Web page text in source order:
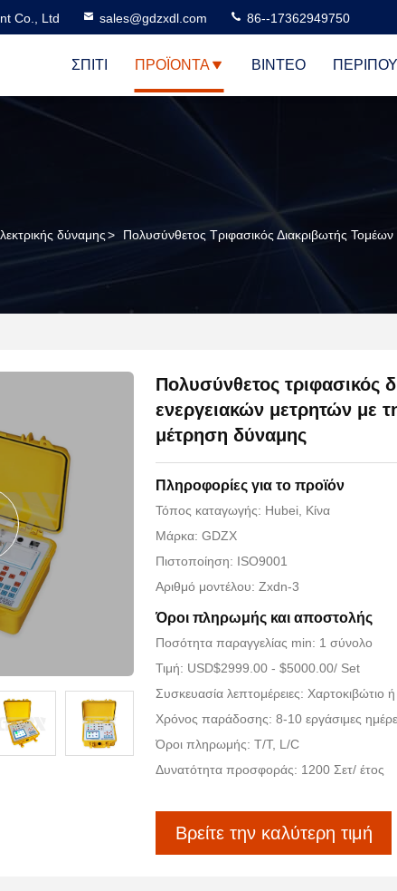
Co., Ltd sales@gdzxdl.com 86--17362949750
ΣΠΊΤΙ ΠΡΟΪΌΝΤΑ ΒΊΝΤΕΟ
δύναμης> Πολυσύνθετος Τριφασικός Διακριβωτής
Πολυσύνθετος τριφασικός
ενεργειακών μετρητών με
μέτρηση δύναμης
Πληροφορίες για το προϊόν
Τόπος καταγωγής: Hubei, Κίνα
Μάρκα: GDZX
Πιστοποίηση: ISO9001
Αριθμό μοντέλου: Zxdn-3
Όροι πληρωμής και αποστολής
Ποσότητα παραγγελίας min: 1 σύνολο
Τιμή: USD$2999.00 - $5000.00/ Set
Συσκευασία λεπτομέρειες: Χαρτοκιβώτιο ή
Χρόνος παράδοσης: 8-10 εργάσιμες
Όροι πληρωμής: T/T, L/C
Δυνατότητα προσφοράς: 1200 Σετ/ έτος
Βρείτε την καλύτερη τιμή